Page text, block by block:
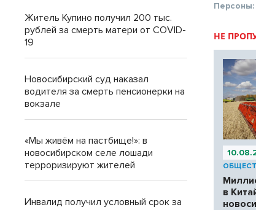
Персоны:
НЕ
в
Житель Купино получил 200 тыс.
рублей за смерть матери от COVID-
19
Новосибирский суд наказал
водителя за смерть пенсионерки на
вокзале
«Мы живём на пастбище!»: в
новосибирском селе лошади
терроризируют жителей
Инвалид получил условный срок за